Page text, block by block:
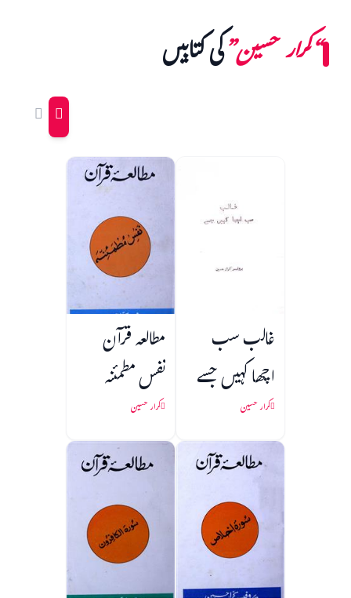
“کرار حسین”کی کتابیں
غالب سب
اچھا کہیں جسے
کرار حسین
مطالعہ قرآن
نفس مطمئنہ
کرار حسین